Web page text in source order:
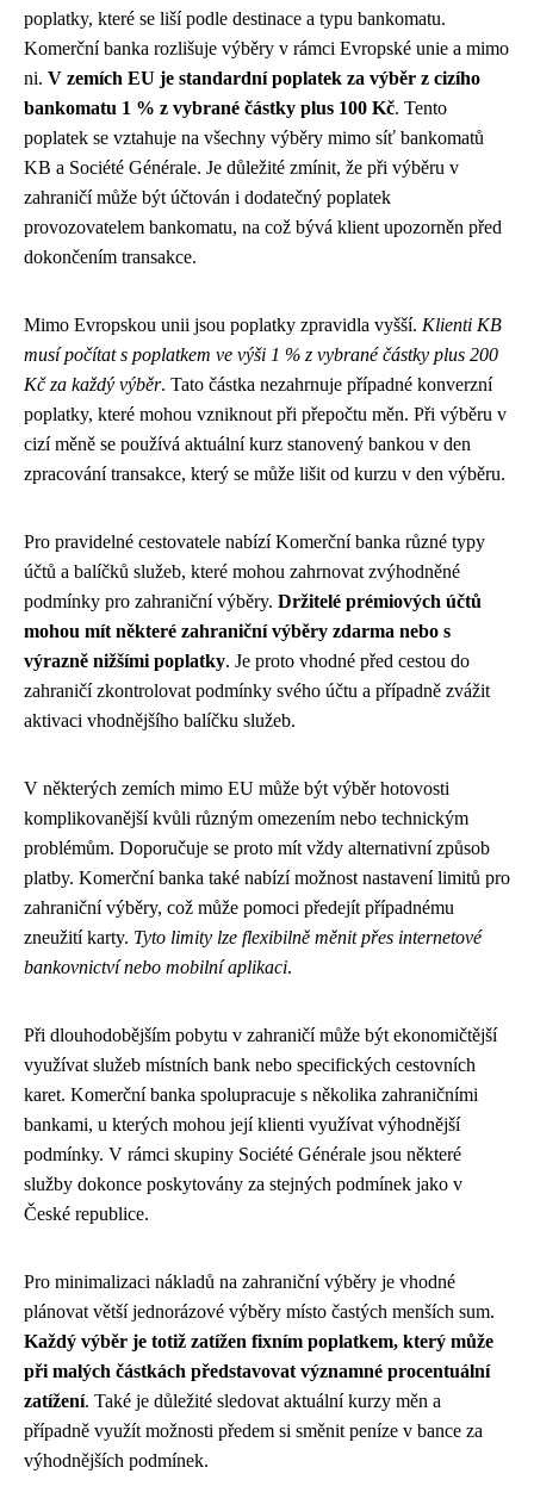
poplatky, které se liší podle destinace a typu bankomatu.
Komerční banka rozlišuje výběry v rámci Evropské unie a mimo
ni. V zemích EU je standardní poplatek za výběr z cizího
bankomatu 1 % z vybrané částky plus 100 Kč. Tento
poplatek se vztahuje na všechny výběry mimo síť bankomatů
KB a Société Générale. Je důležité zmínit, že při výběru v
zahraničí může být účtován i dodatečný poplatek
provozovatelem bankomatu, na což bývá klient upozorněn před
dokončením transakce.
Mimo Evropskou unii jsou poplatky zpravidla vyšší. Klienti KB
musí počítat s poplatkem ve výši 1 % z vybrané částky plus 200
Kč za každý výběr. Tato částka nezahrnuje případné konverzní
poplatky, které mohou vzniknout při přepočtu měn. Při výběru v
cizí měně se používá aktuální kurz stanovený bankou v den
zpracování transakce, který se může lišit od kurzu v den výběru.
Pro pravidelné cestovatele nabízí Komerční banka různé typy
účtů a balíčků služeb, které mohou zahrnovat zvýhodněné
podmínky pro zahraniční výběry. Držitelé prémiových účtů
mohou mít některé zahraniční výběry zdarma nebo s
výrazně nižšími poplatky. Je proto vhodné před cestou do
zahraničí zkontrolovat podmínky svého účtu a případně zvážit
aktivaci vhodnějšího balíčku služeb.
V některých zemích mimo EU může být výběr hotovosti
komplikovanější kvůli různým omezením nebo technickým
problémům. Doporučuje se proto mít vždy alternativní způsob
platby. Komerční banka také nabízí možnost nastavení limitů pro
zahraniční výběry, což může pomoci předejít případnému
zneužití karty. Tyto limity lze flexibilně měnit přes internetové
bankovnictví nebo mobilní aplikaci.
Při dlouhodobějším pobytu v zahraničí může být ekonomičtější
využívat služeb místních bank nebo specifických cestovních
karet. Komerční banka spolupracuje s několika zahraničními
bankami, u kterých mohou její klienti využívat výhodnější
podmínky. V rámci skupiny Société Générale jsou některé
služby dokonce poskytovány za stejných podmínek jako v
České republice.
Pro minimalizaci nákladů na zahraniční výběry je vhodné
plánovat větší jednorázové výběry místo častých menších sum.
Každý výběr je totiž zatížen fixním poplatkem, který může
při malých částkách představovat významné procentuální
zatížení. Také je důležité sledovat aktuální kurzy měn a
případně využít možnosti předem si směnit peníze v bance za
výhodnějších podmínek.